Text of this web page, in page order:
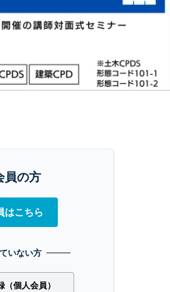
員の方
はこちら
いない方
個人会員）